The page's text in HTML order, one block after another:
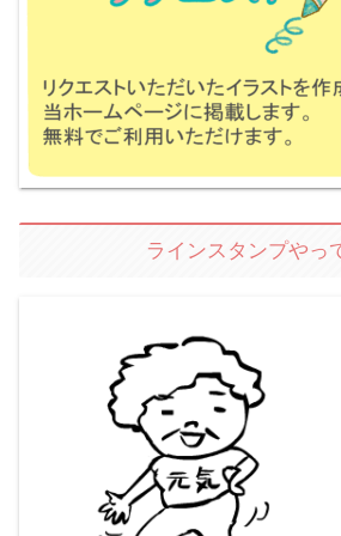
ラインスタンプやっ